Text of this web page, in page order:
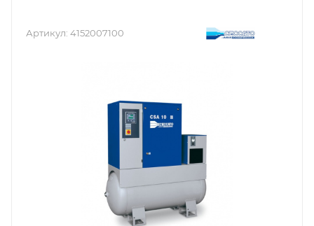
Артикул: 4152007100